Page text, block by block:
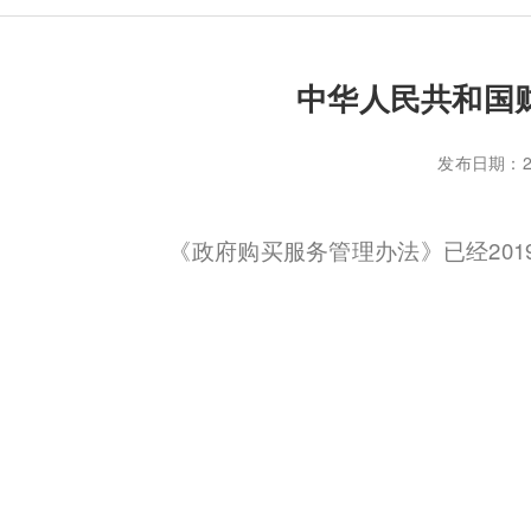
中华人民共和国
发布日期
《政府购买服务管理办法》已经